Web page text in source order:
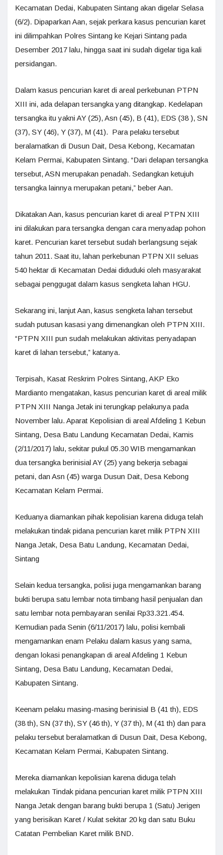
Kecamatan Dedai, Kabupaten Sintang akan digelar Selasa
(6/2). Dipaparkan Aan, sejak perkara kasus pencurian karet
ini dilimpahkan Polres Sintang ke Kejari Sintang pada
Desember 2017 lalu, hingga saat ini sudah digelar tiga kali
persidangan.
Dalam kasus pencurian karet di areal perkebunan PTPN
XIII ini, ada delapan tersangka yang ditangkap. Kedelapan
tersangka itu yakni AY (25), Asn (45), B (41), EDS (38 ), SN
(37), SY (46), Y (37), M (41). Para pelaku tersebut
beralamatkan di Dusun Dait, Desa Kebong, Kecamatan
Kelam Permai, Kabupaten Sintang. “Dari delapan tersangka
tersebut, ASN merupakan penadah. Sedangkan ketujuh
tersangka lainnya merupakan petani,” beber Aan.
Dikatakan Aan, kasus pencurian karet di areal PTPN XIII
ini dilakukan para tersangka dengan cara menyadap pohon
karet. Pencurian karet tersebut sudah berlangsung sejak
tahun 2011. Saat itu, lahan perkebunan PTPN XII seluas
540 hektar di Kecamatan Dedai diduduki oleh masyarakat
sebagai penggugat dalam kasus sengketa lahan HGU.
Sekarang ini, lanjut Aan, kasus sengketa lahan tersebut
sudah putusan kasasi yang dimenangkan oleh PTPN XIII.
“PTPN XIII pun sudah melakukan aktivitas penyadapan
karet di lahan tersebut,” katanya.
Terpisah, Kasat Reskrim Polres Sintang, AKP Eko
Mardianto mengatakan, kasus pencurian karet di areal milik
PTPN XIII Nanga Jetak ini terungkap pelakunya pada
November lalu. Aparat Kepolisian di areal Afdeling 1 Kebun
Sintang, Desa Batu Landung Kecamatan Dedai, Kamis
(2/11/2017) lalu, sekitar pukul 05.30 WIB mengamankan
dua tersangka berinisial AY (25) yang bekerja sebagai
petani, dan Asn (45) warga Dusun Dait, Desa Kebong
Kecamatan Kelam Permai.
Keduanya diamankan pihak kepolisian karena diduga telah
melakukan tindak pidana pencurian karet milik PTPN XIII
Nanga Jetak, Desa Batu Landung, Kecamatan Dedai,
Sintang
Selain kedua tersangka, polisi juga mengamankan barang
bukti berupa satu lembar nota timbang hasil penjualan dan
satu lembar nota pembayaran senilai Rp33.321.454.
Kemudian pada Senin (6/11/2017) lalu, polisi kembali
mengamankan enam Pelaku dalam kasus yang sama,
dengan lokasi penangkapan di areal Afdeling 1 Kebun
Sintang, Desa Batu Landung, Kecamatan Dedai,
Kabupaten Sintang.
Keenam pelaku masing-masing berinisial B (41 th), EDS
(38 th), SN (37 th), SY (46 th), Y (37 th), M (41 th) dan para
pelaku tersebut beralamatkan di Dusun Dait, Desa Kebong,
Kecamatan Kelam Permai, Kabupaten Sintang.
Mereka diamankan kepolisian karena diduga telah
melakukan Tindak pidana pencurian karet milik PTPN XIII
Nanga Jetak dengan barang bukti berupa 1 (Satu) Jerigen
yang berisikan Karet / Kulat sekitar 20 kg dan satu Buku
Catatan Pembelian Karet milik BND.